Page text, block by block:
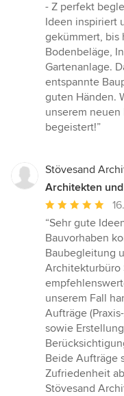
- Z perfekt
Ideen inspiriert
gekümmert, bis
Bodenbeläge,
Gartenanlage.
entspannte
guten Händen.
unserem
begeistert!”
Stövesand
Architekten
Bewertung:
5
von
5
Sternen
“Sehr gute
Bauvorhaben
Baubegleitung
Architekturbüro
unserem Fall
Aufträge
sowie
Beide Aufträge
Zufriedenheit
Stövesand